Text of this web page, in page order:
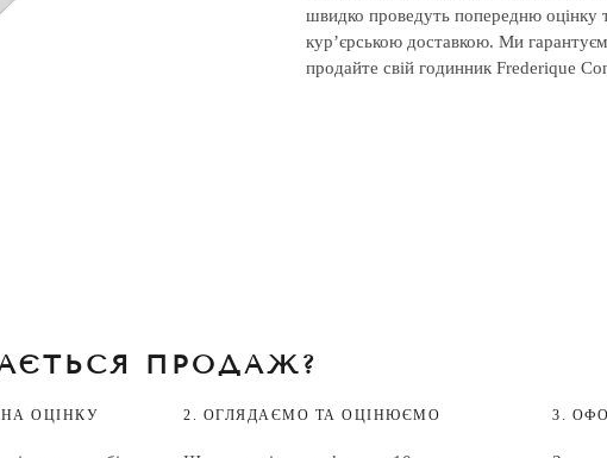
швидко проведуть попередню оцінку
кур’єрською доставкою. Ми
продайте свій годинник Frederique
ПРОДАЖ?
ОЦІНКУ 2. ОГЛЯДАЄМО ТА ОЦІНЮЄМО 3.